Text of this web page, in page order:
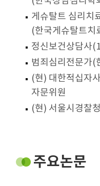
게슈탈트 심리치
(한국게슈탈트치
정신보건상담사
범죄심리전문가(
(현) 대한적십자
자문위원
(현) 서울시경찰
주요논문